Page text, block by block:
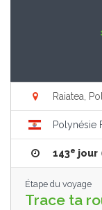
Raiatea,
Polynésie
143e jour
Étape du voyage
Trace ta